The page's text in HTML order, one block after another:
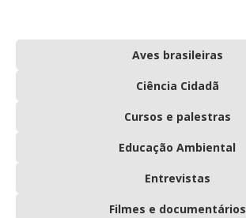
Aves brasileiras
Ciência Cidadã
Cursos e palestras
Educação Ambiental
Entrevistas
Filmes e documentários